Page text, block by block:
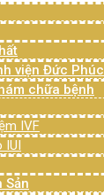
viện Đức Phúc
chữa bệnh
IVF
IUI
Sản